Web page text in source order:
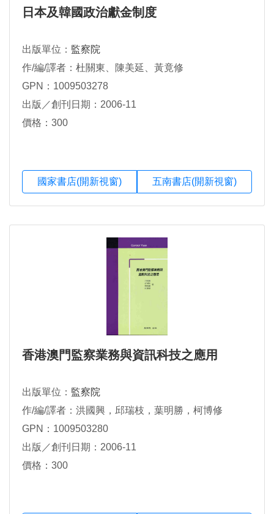
日本及韓國政治獻金制度
出版單位： 監察院
作/編/譯者：杜關東、陳美延、黃竟修
GPN：1009503278
出版／創刊日期：2006-11
價格：300
國家書店(開新視窗) 五南書店(開新視窗)
香港澳門監察業務與資訊科技之應用
出版單位： 監察院
作/編/譯者：洪國興，邱瑞枝，葉明勝，柯博修
GPN：1009503280
出版／創刊日期：2006-11
價格：300